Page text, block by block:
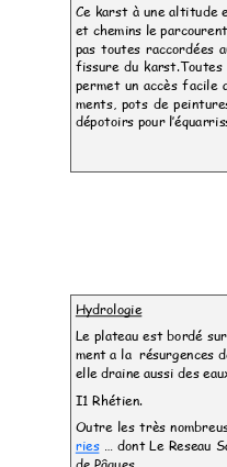
Ce karst à une altitude
et chemins le
pas toutes raccordées
fissure du karst.Toutes
permet un accès facile
ments, pots de
dépotoirs pour
Hydrologie
Le plateau est bordé
ment a la résurgences
elle draine aussi des
I1 Rhétien.
Outre les très
ries … dont Le Reseau